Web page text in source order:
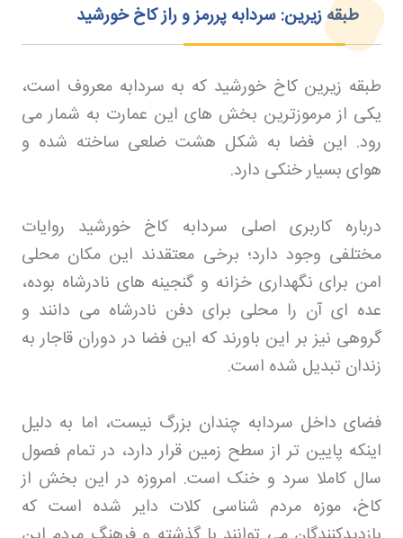
طبقه زیرین: سردابه پررمز و راز کاخ خورشید
طبقه زیرین کاخ خورشید که به سردابه معروف است،
یکی از مرموزترین بخش های این عمارت به شمار می
رود. این فضا به شکل هشت ضلعی ساخته شده و
هوای بسیار خنکی دارد.
درباره کاربری اصلی سردابه کاخ خورشید روایات
مختلفی وجود دارد؛ برخی معتقدند این مکان محلی
امن برای نگهداری خزانه و گنجینه های نادرشاه بوده،
عده ای آن را محلی برای دفن نادرشاه می دانند و
گروهی نیز بر این باورند که این فضا در دوران قاجار به
زندان تبدیل شده است.
فضای داخل سردابه چندان بزرگ نیست، اما به دلیل
اینکه پایین تر از سطح زمین قرار دارد، در تمام فصول
سال کاملا سرد و خنک است. امروزه در این بخش از
کاخ، موزه مردم شناسی کلات دایر شده است که